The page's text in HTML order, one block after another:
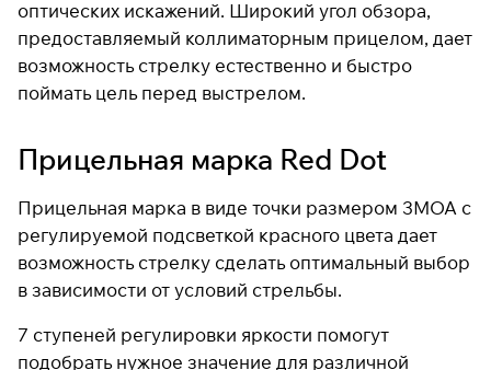
оптических искажений. Широкий угол обзора,
предоставляемый коллиматорным прицелом, дает
возможность стрелку естественно и быстро
поймать цель перед выстрелом.
Прицельная марка Red Dot
Прицельная марка в виде точки размером 3MOA с
регулируемой подсветкой красного цвета дает
возможность стрелку сделать оптимальный выбор
в зависимости от условий стрельбы.
7 ступеней регулировки яркости помогут
подобрать нужное значение для различной